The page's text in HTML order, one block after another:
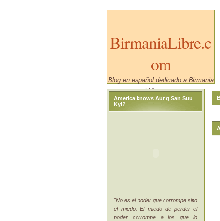
BirmaniaLibre.c
om
Blog en español dedicado a Birmania
/ Myanmar.
America knows Aung San Suu
Kyi?
"No es el poder que corrompe sino
el miedo. El miedo de perder el
poder corrompe a los que lo